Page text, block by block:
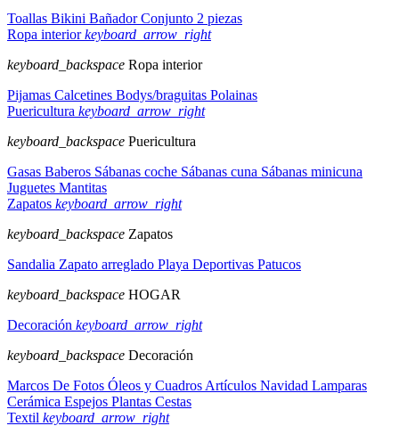
Toallas Bikini BañadorConjunto 2 piezas
Ropa interiorkeyboard_arrow_right
keyboard_backspace Ropa interior
Pijamas Calcetines Bodys/braguitas Polainas
Puericultura keyboard_arrow_right
keyboard_backspace Puericultura
Gasas Baberos Sábanas coche Sábanas cuna Sábanas minicuna
Juguetes Mantitas
Zapatos keyboard_arrow_right
keyboard_backspace Zapatos
Sandalia Zapato arreglado Playa Deportivas Patucos
keyboard_backspace HOGAR
Decoración keyboard_arrow_right
keyboard_backspace Decoración
Marcos De Fotos Óleos y Cuadros Artículos Navidad Lamparas
Cerámica Espejos Plantas Cestas
Textil keyboard_arrow_right